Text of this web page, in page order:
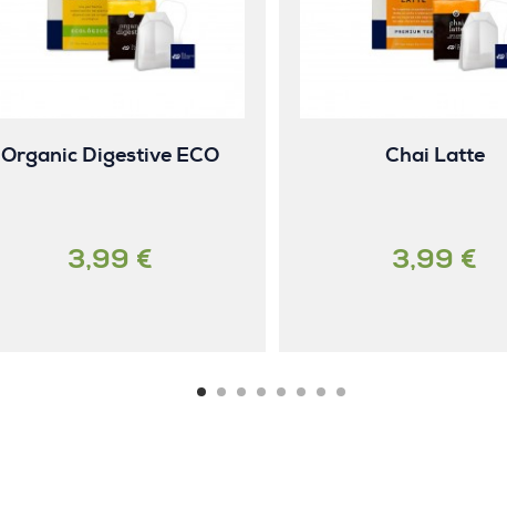
Organic Digestive ECO
3,99 €
Chai Latte
3,99 €